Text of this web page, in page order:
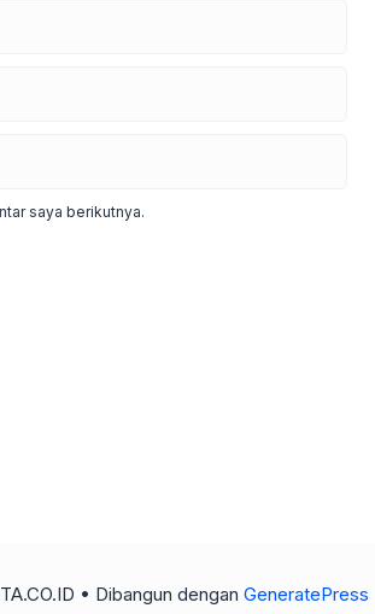
saya berikutnya.
• Dibangun dengan GeneratePress